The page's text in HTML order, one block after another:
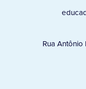
Rua